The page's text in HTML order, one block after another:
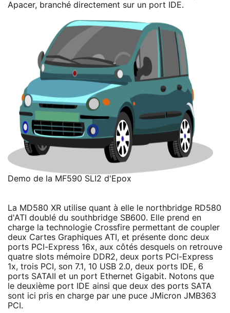
Apacer, branché directement sur un port IDE.
Demo de la MF590 SLI2 d'Epox
La MD580 XR utilise quant à elle le northbridge RD580
d'ATI doublé du southbridge SB600. Elle prend en
charge la technologie Crossfire permettant de coupler
deux Cartes Graphiques ATI, et présente donc deux
ports PCI-Express 16x, aux côtés desquels on retrouve
quatre slots mémoire DDR2, deux ports PCI-Express
1x, trois PCI, son 7.1, 10 USB 2.0, deux ports IDE, 6
ports SATAII et un port Ethernet Gigabit. Notons que
le deuxième port IDE ainsi que deux des ports SATA
sont ici pris en charge par une puce JMicron JMB363
PCI.